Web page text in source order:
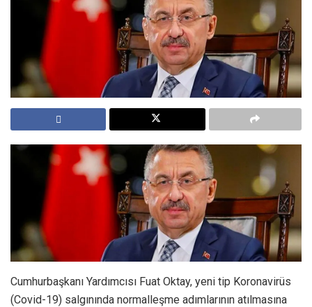
Cumhurbaşkanı Yardımcısı Fuat Oktay, yeni tip Koronavirüs
(Covid-19) salgınında normalleşme adımlarının atılmasına